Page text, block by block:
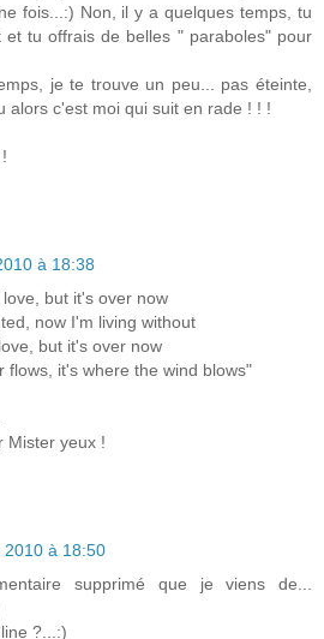
fois...:) Non, il y a quelques temps, tu
et tu offrais de belles " paraboles" pour
je te trouve un peu... pas éteinte,
alors c'est moi qui suit en rade ! ! !
à 18:38
but it's over now
now I'm living without
but it's over now
flows, it's where the wind blows"
Mister yeux !
à 18:50
supprimé que je viens de...
?...:)